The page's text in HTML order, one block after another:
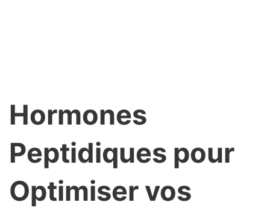
Hormones
Peptidiques pour
Optimiser vos